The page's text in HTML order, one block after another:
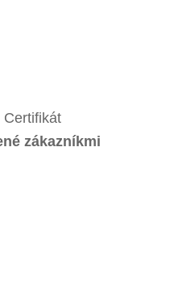
Certifikát
zákazníkmi